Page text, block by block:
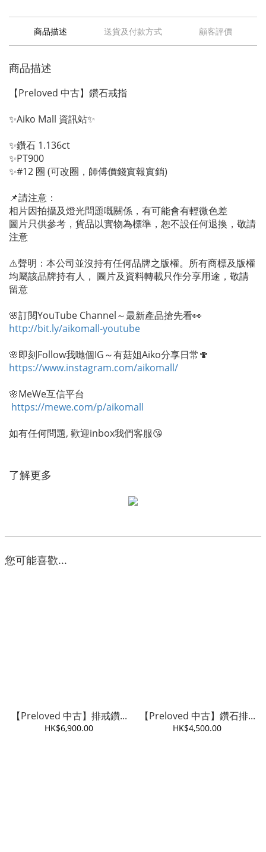
商品描述 送貨及付款方式 顧客評價
商品描述
【Preloved 中古】鑽石戒指
✨Aiko Mall 資訊站✨
✨鑽石 1.136ct
✨PT900
✨#12 圈 (可改圈，師傅價錢實報實銷)
📌請注意：
相片因拍攝及燈光問題嘅關係，有可能會有輕微色差
圖片只供參考，貨品以實物為標準，恕不設任何退換，敬請
注意
⚠️聲明：本公司並沒持有任何品牌之版權。所有商標及版權
均屬該品牌持有人， 圖片及資料轉載只作分享用途，敬請
留意
🌸訂閱YouTube Channel～最新產品搶先看👀
http://bit.ly/aikomall-youtube
🌸即刻Follow我哋個IG～有菇姐Aiko分享日常🍄
https://www.instagram.com/aikomall/
🌸MeWe互信平台
https://mewe.com/p/aikomall
如有任何問題, 歡迎inbox我們客服😘
了解更多
您可能喜歡...
【Preloved 中古】排戒鑽...
HK$6,900.00
【Preloved 中古】鑽石排...
HK$4,500.00